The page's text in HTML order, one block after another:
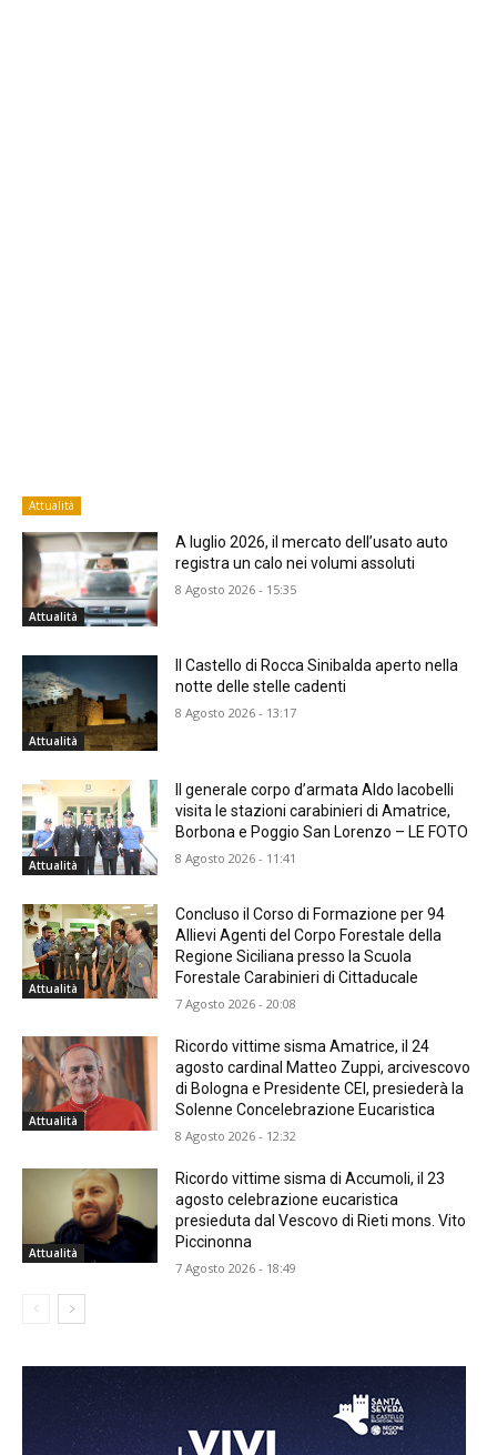
Attualità
Attualità
A luglio 2026, il mercato dell’usato auto
registra un calo nei volumi assoluti
8 Agosto 2026 - 15:35
Attualità
Il Castello di Rocca Sinibalda aperto nella
notte delle stelle cadenti
8 Agosto 2026 - 13:17
Attualità
Il generale corpo d’armata Aldo Iacobelli
visita le stazioni carabinieri di Amatrice,
Borbona e Poggio San Lorenzo – LE FOTO
8 Agosto 2026 - 11:41
Attualità
Concluso il Corso di Formazione per 94
Allievi Agenti del Corpo Forestale della
Regione Siciliana presso la Scuola
Forestale Carabinieri di Cittaducale
7 Agosto 2026 - 20:08
Attualità
Ricordo vittime sisma Amatrice, il 24
agosto cardinal Matteo Zuppi, arcivescovo
di Bologna e Presidente CEI, presiederà la
Solenne Concelebrazione Eucaristica
8 Agosto 2026 - 12:32
Attualità
Ricordo vittime sisma di Accumoli, il 23
agosto celebrazione eucaristica
presieduta dal Vescovo di Rieti mons. Vito
Piccinonna
7 Agosto 2026 - 18:49